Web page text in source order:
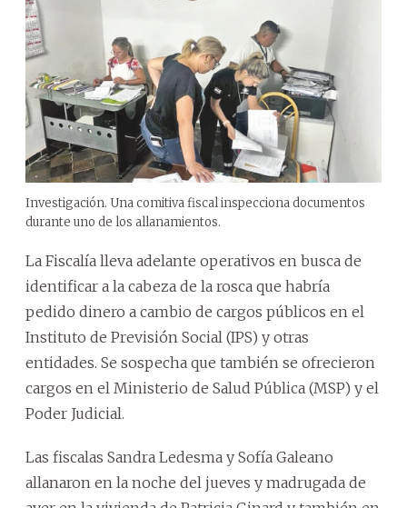
Investigación. Una comitiva fiscal inspecciona documentos
durante uno de los allanamientos.
La Fiscalía lleva adelante operativos en busca de
identificar a la cabeza de la rosca que habría
pedido dinero a cambio de cargos públicos en el
Instituto de Previsión Social (IPS) y otras
entidades. Se sospecha que también se ofrecieron
cargos en el Ministerio de Salud Pública (MSP) y el
Poder Judicial.
Las fiscalas Sandra Ledesma y Sofía Galeano
allanaron en la noche del jueves y madrugada de